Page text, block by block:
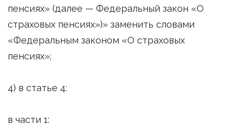
пенсиях» (далее — Федеральный закон «О
страховых пенсиях»)» заменить словами
«Федеральным законом «О страховых
пенсиях»;
4) в статье 4:
в части 1: